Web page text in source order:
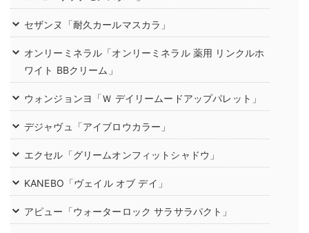
セザンヌ「耐久カールマスカラ」
オンリーミネラル「オンリーミネラル 薬用 リンクルホ
ワイト BBクリーム」
ウォンジョンヨ「Ｗ デイリームードアップパレット」
デジャヴュ「アイブロウカラー」
エクセル「グリームオンフィットシャドウ」
KANEBO「ヴェイル オブ デイ」
アピュー「ウォーターロック サラサラパクト」